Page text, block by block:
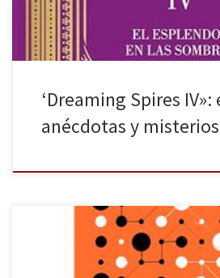
‘Dreaming Spires IV»:
anécdotas y misterios
Es normal sentirse perdido ante todo lo